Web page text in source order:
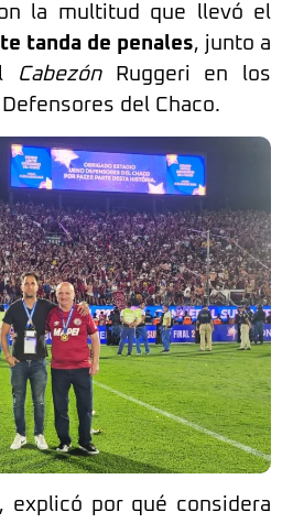
la multitud que llevó el
tanda de penales, junto a
CabezónRuggeri en los
del Chaco.
explicó por qué considera